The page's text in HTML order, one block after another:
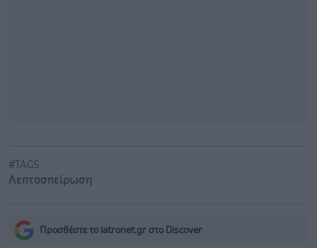
#TAGS
Λεπτοσπείρωση
Προσθέστε το iatronet.gr στο Discover